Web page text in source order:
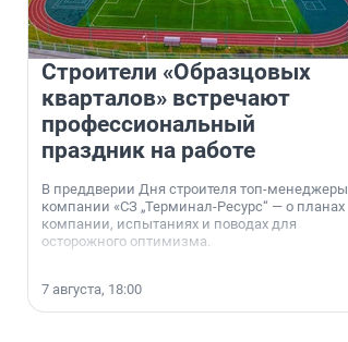
Строители «Образцовых
кварталов» встречают
профессиональный
праздник на работе
В преддверии Дня строителя топ-менеджеры
компании «СЗ „Терминал-Ресурс“ — о планах
компании, испытаниях и поводах для
осторожного оптимизма.
7 августа, 18:00